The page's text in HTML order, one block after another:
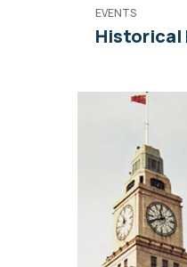
EVENTS
Historical